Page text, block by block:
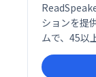
ションを提
ムで、45以
生成できま